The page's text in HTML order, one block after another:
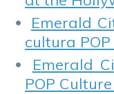
Emerald
cultura
Emerald
POP